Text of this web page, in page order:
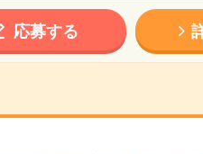
応募する